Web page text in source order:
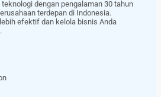
dengan pengalaman 30 tahun
terdepan di Indonesia.
efektif dan kelola bisnis Anda